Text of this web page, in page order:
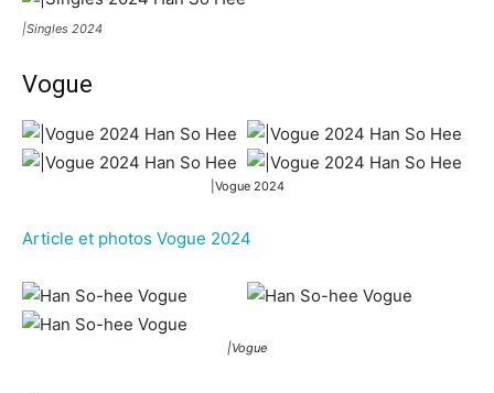
|Singles 2024
Vogue
|Vogue 2024
Article et photos Vogue 2024
|Vogue